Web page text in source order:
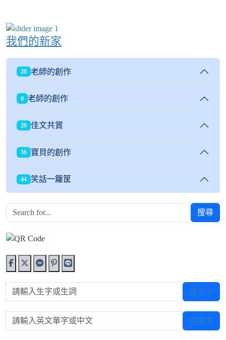
我們的新家
28 老師的創作
0 老師的創作
20 佳文共賞
36 寶貝的創作
44 笑話一籮筐
搜尋
請輸入生字或生詞 查生字
請輸入英文單字或中文 查單字